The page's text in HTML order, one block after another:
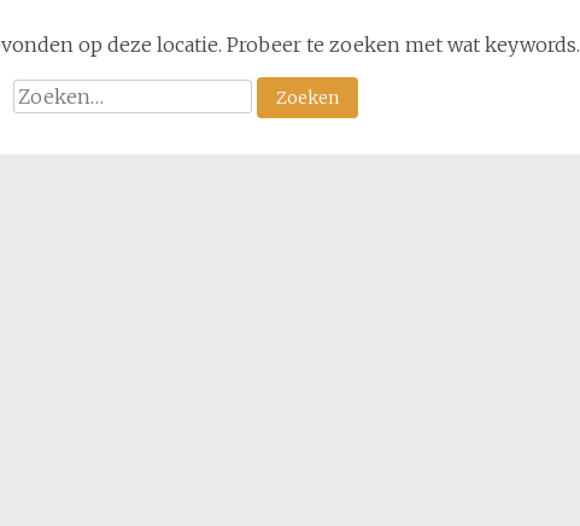
op deze locatie. Probeer te zoeken met wat keywords.
Zoeken
naar: